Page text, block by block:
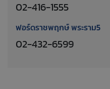
02-416-1555
ฟอร์ดราชพฤกษ์ พระราม5
02-432-6599